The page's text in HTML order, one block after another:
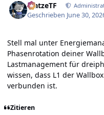
MatzeTF
Geschrieben June 30,
Stell mal unter
Phasenrotation deiner
Lastmanagement für
wissen, dass L1 der
verbunden ist.
Zitieren